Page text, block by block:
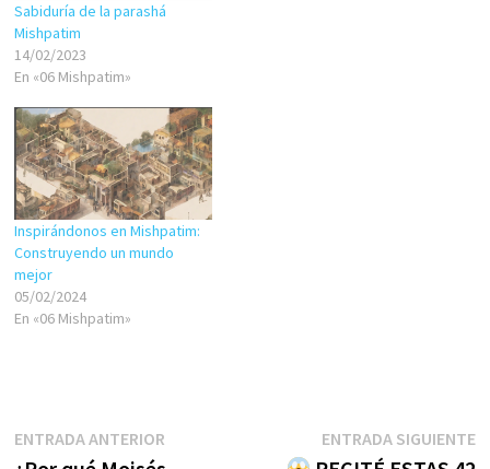
Sabiduría de la parashá
Mishpatim
14/02/2023
En «06 Mishpatim»
Inspirándonos en Mishpatim:
Construyendo un mundo
mejor
05/02/2024
En «06 Mishpatim»
Navegación
ENTRADA ANTERIOREntrada
ENTRADA SIGUIENTE